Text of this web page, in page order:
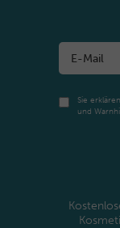
Sie
und